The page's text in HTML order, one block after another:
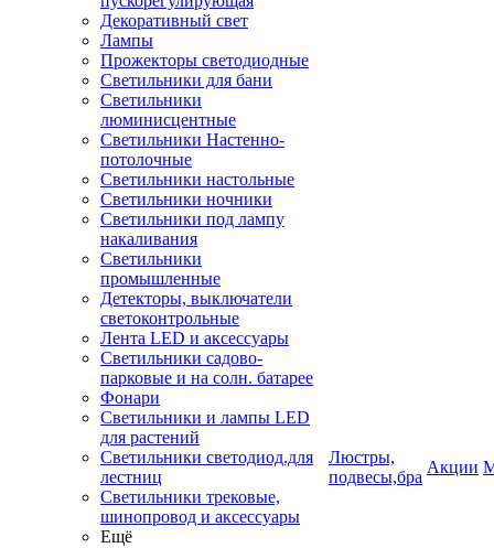
Декоративный свет
Лампы
Прожекторы светодиодные
Светильники для бани
Светильники
люминисцентные
Светильники Настенно-
потолочные
Светильники настольные
Светильники ночники
Светильники под лампу
накаливания
Светильники
промышленные
Детекторы, выключатели
светоконтрольные
Лента LED и аксессуары
Светильники садово-
парковые и на солн. батарее
Фонари
Светильники и лампы LED
для растений
Светильники светодиод.для
лестниц
Светильники трековые,
шинопровод и аксессуары
Ещё
Люстры,
подвесы,бра
Акции